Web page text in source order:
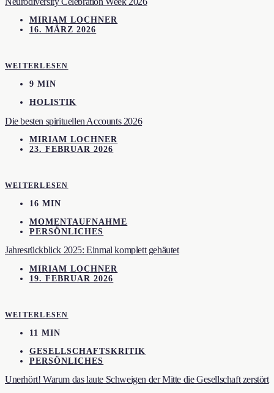
MIRIAM LOCHNER
16. MÄRZ 2026
WEITERLESEN
9 MIN
HOLISTIK
Die besten spirituellen Accounts 2026
MIRIAM LOCHNER
23. FEBRUAR 2026
WEITERLESEN
16 MIN
MOMENTAUFNAHME
PERSÖNLICHES
Jahresrückblick 2025: Einmal komplett gehäutet
MIRIAM LOCHNER
19. FEBRUAR 2026
WEITERLESEN
11 MIN
GESELLSCHAFTSKRITIK
PERSÖNLICHES
Unerhört! Warum das laute Schweigen der Mitte die Gesellschaft zerstört